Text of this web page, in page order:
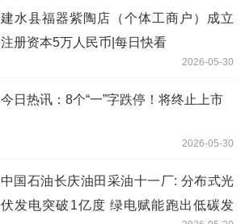
建水县福器紫陶店（个体工商户）成立
注册资本5万人民币|每日快看
2026-05-30
今日热讯：8个“一”字跌停！将终止上市
2026-05-30
中国石油长庆油田采油十一厂: 分布式光
伏发电突破1亿度 绿电赋能跑出低碳发